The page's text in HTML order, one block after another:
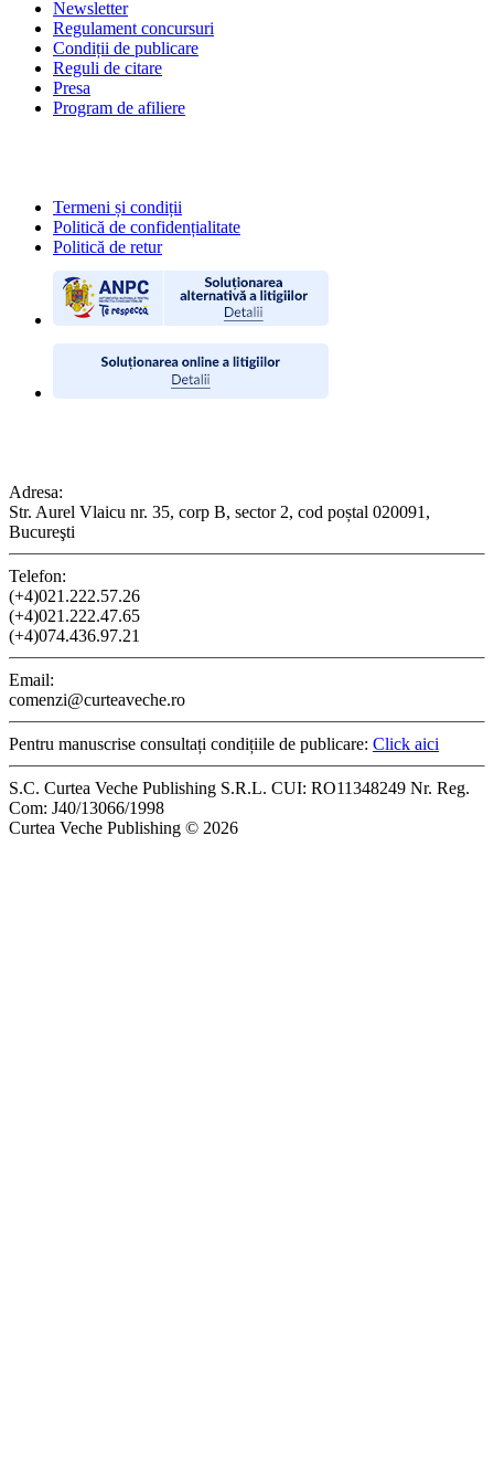
Newsletter
Regulament concursuri
Condiții de publicare
Reguli de citare
Presa
Program de afiliere
Termeni și condiții
Politică de confidențialitate
Politică de retur
Adresa:
Str. Aurel Vlaicu nr. 35, corp B, sector 2, cod poștal 020091,
Bucureşti
Telefon:
(+4)021.222.57.26
(+4)021.222.47.65
(+4)074.436.97.21
Email:
comenzi@curteaveche.ro
Pentru manuscrise consultați condițiile de publicare: Click aici
S.C. Curtea Veche Publishing S.R.L. CUI: RO11348249 Nr. Reg.
Com: J40/13066/1998
Curtea Veche Publishing © 2026